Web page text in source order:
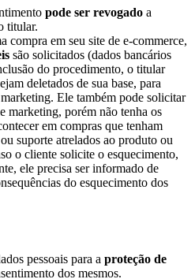
pode ser revogado a
titular.
compra em seu site de e-commerce,
são solicitados (dados bancários
do procedimento, o titular
deletados de sua base, para
Ele também pode solicitar
marketing, porém não tenha os
em compras que tenham
suporte atrelados ao produto ou
o cliente solicite o esquecimento,
ele precisa ser informado de
do esquecimento dos
pessoais para a proteção de
dos mesmos.